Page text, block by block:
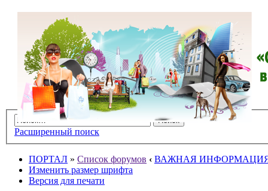
Расширенный поиск
ПОРТАЛ » Список форумов ‹ ВАЖНАЯ
Изменить размер шрифта
Версия для печати